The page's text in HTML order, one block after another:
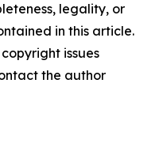
legality, or
in this article.
issues
the author